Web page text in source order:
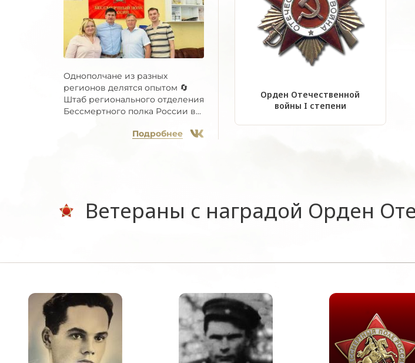
Однополчане из разных
регионов делятся опытом 🔄
Штаб регионального отделения
Бессмертного полка России в...
Подробнее
Орден Отечественной
войны I степени
Ветераны с наградой Орден